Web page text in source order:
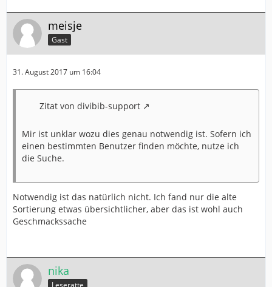
meisje
Gast
31. August 2017 um 16:04
Zitat von divibib-support
Mir ist unklar wozu dies genau notwendig ist. Sofern ich
einen bestimmten Benutzer finden möchte, nutze ich
die Suche.
Notwendig ist das natürlich nicht. Ich fand nur die alte
Sortierung etwas übersichtlicher, aber das ist wohl auch
Geschmackssache
nika
Leseratte